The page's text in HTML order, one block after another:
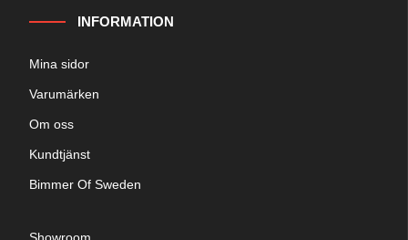
INFORMATION
Mina sidor
Varumärken
Om oss
Kundtjänst
Bimmer Of Sweden
Showroom